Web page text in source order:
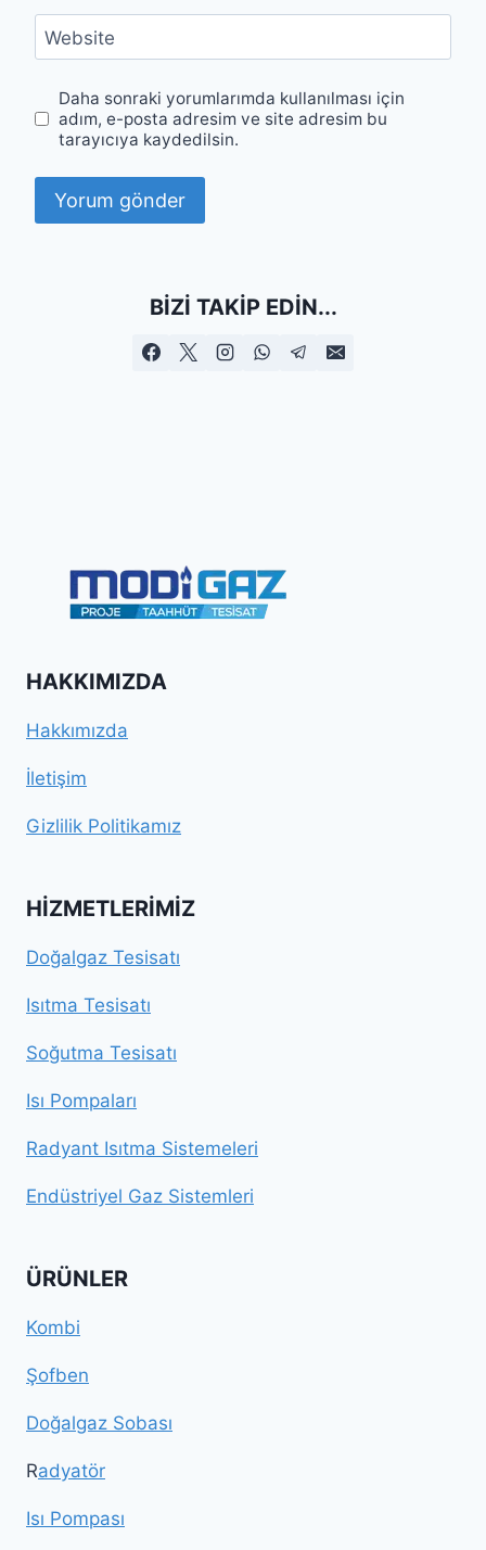
Website
Daha sonraki yorumlarımda kullanılması için
adım, e-posta adresim ve site adresim bu
tarayıcıya kaydedilsin.
BIZI TAKIP EDIN...
HAKKIMIZDA
Hakkımızda
İletişim
Gizlilik Politikamız
HIZMETLERIMIZ
Doğalgaz Tesisatı
Isıtma Tesisatı
Soğutma Tesisatı
Isı Pompaları
Radyant Isıtma Sistemeleri
Endüstriyel Gaz Sistemleri
ÜRÜNLER
Kombi
Şofben
Doğalgaz Sobası
Radyatör
Isı Pompası